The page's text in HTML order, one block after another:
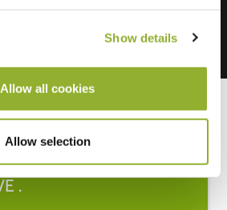
Show details
Allow all cookies
Allow selection
sulle ultime
.